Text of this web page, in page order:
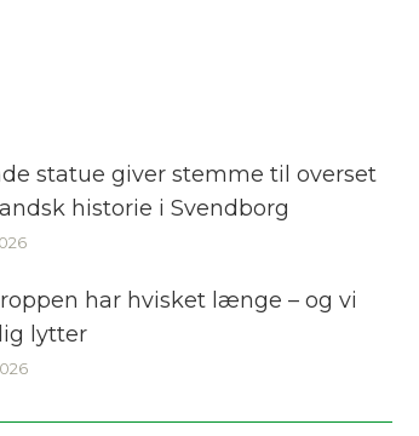
statue giver stemme til overset
historie i Svendborg
har hvisket længe – og vi
lytter